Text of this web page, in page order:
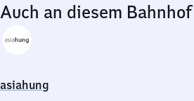
Auch an diesem Bahnhof
asiahung